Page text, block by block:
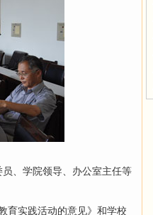
、学院领导、办公室主任等
实践活动的意见》和学校